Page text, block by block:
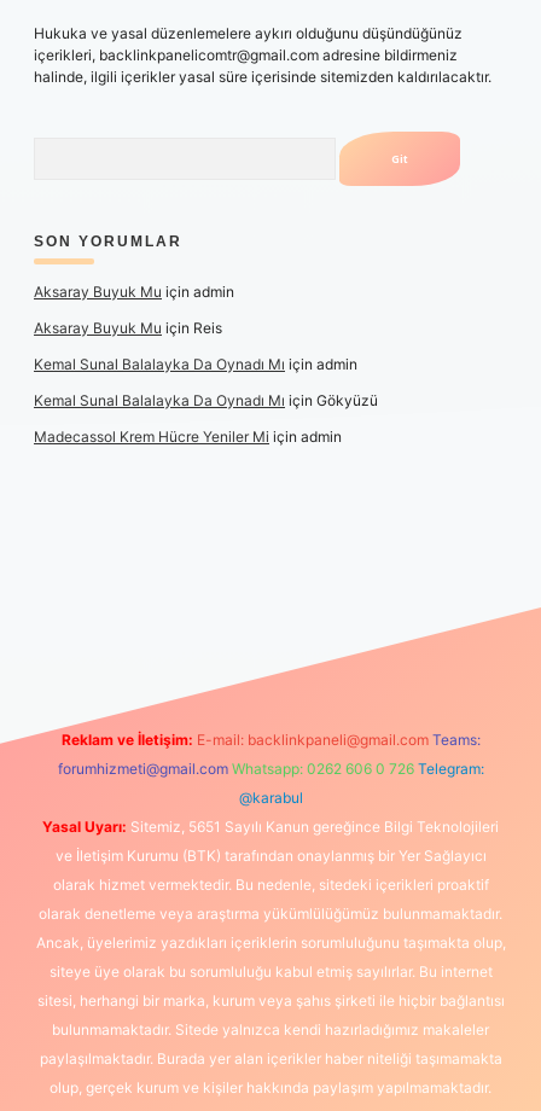
Hukuka ve yasal düzenlemelere aykırı olduğunu düşündüğünüz
içerikleri, backlinkpanelicomtr@gmail.com adresine bildirmeniz
halinde, ilgili içerikler yasal süre içerisinde sitemizden kaldırılacaktır.
SON YORUMLAR
Aksaray Buyuk Mu için admin
Aksaray Buyuk Mu için Reis
Kemal Sunal Balalayka Da Oynadı Mı için admin
Kemal Sunal Balalayka Da Oynadı Mı için Gökyüzü
Madecassol Krem Hücre Yeniler Mi için admin
Reklam ve İletişim: E-mail: backlinkpaneli@gmail.com Teams:
forumhizmeti@gmail.com Whatsapp: 0262 606 0 726 Telegram:
@karabul
Yasal Uyarı: Sitemiz, 5651 Sayılı Kanun gereğince Bilgi Teknolojileri
ve İletişim Kurumu (BTK) tarafından onaylanmış bir Yer Sağlayıcı
olarak hizmet vermektedir. Bu nedenle, sitedeki içerikleri proaktif
olarak denetleme veya araştırma yükümlülüğümüz bulunmamaktadır.
Ancak, üyelerimiz yazdıkları içeriklerin sorumluluğunu taşımakta olup,
siteye üye olarak bu sorumluluğu kabul etmiş sayılırlar. Bu internet
sitesi, herhangi bir marka, kurum veya şahıs şirketi ile hiçbir bağlantısı
bulunmamaktadır. Sitede yalnızca kendi hazırladığımız makaleler
paylaşılmaktadır. Burada yer alan içerikler haber niteliği taşımamakta
olup, gerçek kurum ve kişiler hakkında paylaşım yapılmamaktadır.